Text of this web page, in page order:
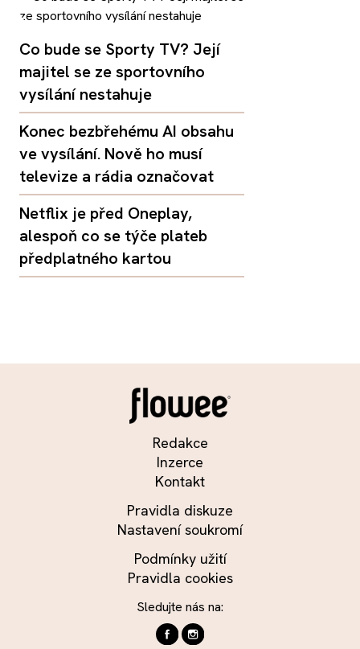
Co bude se Sporty TV? Její
majitel se ze sportovního
vysílání nestahuje
Konec bezbřehému AI obsahu
ve vysílání. Nově ho musí
televize a rádia označovat
Netflix je před Oneplay,
alespoň co se týče plateb
předplatného kartou
Redakce
Inzerce
Kontakt
Pravidla diskuze
Nastavení soukromí
Podmínky užití
Pravidla cookies
Sledujte nás na: